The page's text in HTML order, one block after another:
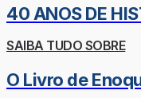
40 ANOS DE
SAIBA TUDO SOBRE
O Livro de